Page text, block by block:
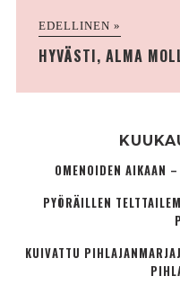
EDELLINEN »
HYVÄSTI, ALMA
OMENOIDEN AIKAAN
PYÖRÄILLEN
KUIVATTU